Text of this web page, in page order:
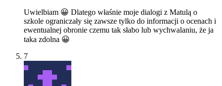
Uwielbiam 😀 Dlatego właśnie moje dialogi z Matulą o
szkole ograniczały się zawsze tylko do informacji o ocenach i
ewentualnej obronie czemu tak słabo lub wychwalaniu, że ja
taka zdolna 😀
7